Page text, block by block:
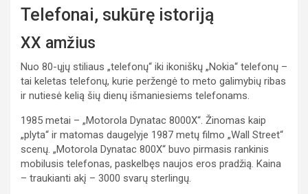
Telefonai, sukūrę istoriją
XX amžius
Nuo 80-ųjų stiliaus „telefonų“ iki ikoniškų „Nokia“ telefonų –
tai keletas telefonų, kurie peržengė to meto galimybių ribas
ir nutiesė kelią šių dienų išmaniesiems telefonams.
1985 metai – „Motorola Dynatac 8000X“. Žinomas kaip
„plyta“ ir matomas daugelyje 1987 metų filmo „Wall Street“
scenų. „Motorola Dynatac 800X“ buvo pirmasis rankinis
mobilusis telefonas, paskelbęs naujos eros pradžią. Kaina
– traukianti akį – 3000 svarų sterlingų.